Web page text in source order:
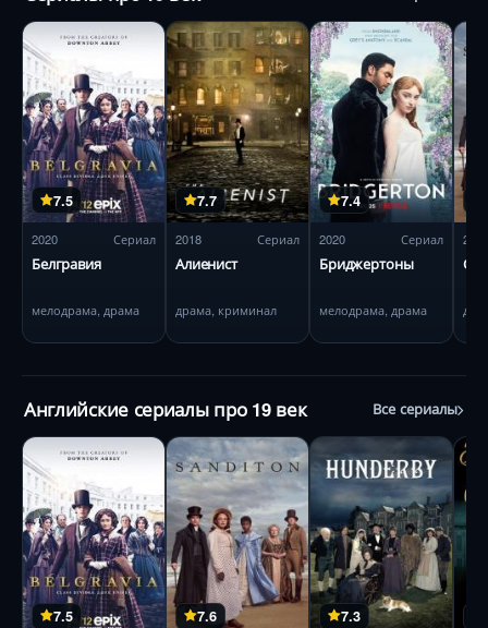
7.5
2020 Сериал
Белгравия
мелодрама, драма
7.7
2018 Сериал
Алиенист
драма, криминал
7.4
2020 Сериал
Бриджертоны
мелодрама, драма
2019
Английские сериалы про 19 век Все сериалы
7.5 7.6 7.3